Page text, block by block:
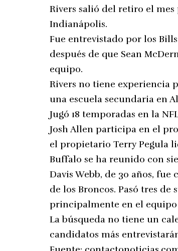
Rivers salió del retiro el
Indianápolis.
Fue entrevistado por los
después de que Sean
equipo.
Rivers no tiene experiencia
una escuela secundaria en
Jugó 18 temporadas en la
Josh Allen participa en el
el propietario Terry Pegula
Buffalo se ha reunido con
Davis Webb, de 30 años,
de los Broncos. Pasó tres de
principalmente en el
La búsqueda no tiene un
candidatos más